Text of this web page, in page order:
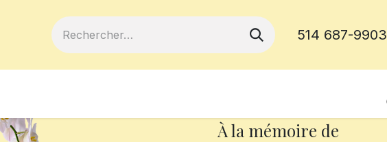
514 687-9903
À la mémoire de